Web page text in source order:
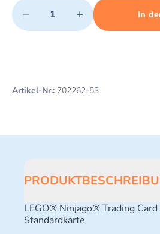
Quantity
− +
Minimum quantity: 1 Maximum
In
Add 1 item to cart
Artikel-Nr.: 702262-53
LEGO® Ninjago® Trading
Standardkarte